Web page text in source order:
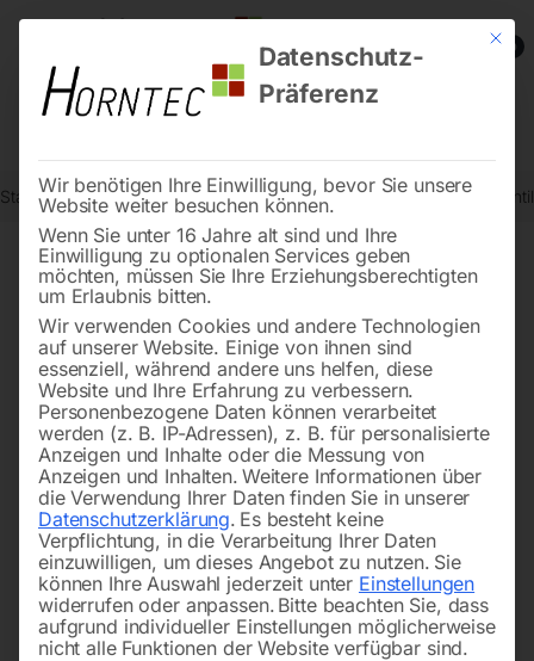
0
Start Werkstatttechnik Ventilatoren und Luftentfeuchter
Mit
Datenschutz-
Präferenz
Wir benötigen Ihre Einwilligung, bevor Sie unsere
Website weiter besuchen können.
Wenn Sie unter 16 Jahre alt sind und Ihre
Einwilligung zu optionalen Services geben
möchten, müssen Sie Ihre Erziehungsberechtigten
um Erlaubnis bitten.
Wir verwenden Cookies und andere Technologien
auf unserer Website. Einige von ihnen sind
essenziell, während andere uns helfen, diese
Website und Ihre Erfahrung zu verbessern.
Personenbezogene Daten können verarbeitet
werden (z. B. IP-Adressen), z. B. für personalisierte
Anzeigen und Inhalte oder die Messung von
Anzeigen und Inhalten. Weitere Informationen über
die Verwendung Ihrer Daten finden Sie in unserer
Datenschutzerklärung. Es besteht keine
Verpflichtung, in die Verarbeitung Ihrer Daten
einzuwilligen, um dieses Angebot zu nutzen. Sie
können Ihre Auswahl jederzeit unter Einstellungen
widerrufen oder anpassen. Bitte beachten Sie, dass
aufgrund individueller Einstellungen möglicherweise
nicht alle Funktionen der Website verfügbar sind.